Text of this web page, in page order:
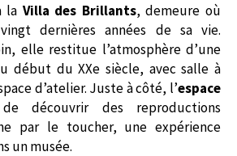
la Villa des Brillants, demeure où
dernières années de sa vie.
elle restitue l’atmosphère d’une
début du XXe siècle, avec salle à
d’atelier. Juste à côté, l’espace
découvrir des reproductions
par le toucher, une expérience
un musée.